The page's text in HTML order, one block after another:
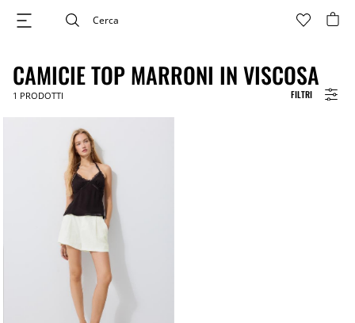
FILTRI
CAMICIE TOP MARRONI IN VISCOSA
1 PRODOTTI